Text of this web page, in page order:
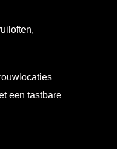
een tastbare